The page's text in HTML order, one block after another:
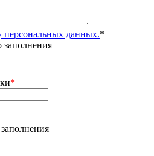
персональных данных.*
заполнения
*